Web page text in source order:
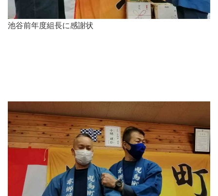
池谷前年度組長に感謝状